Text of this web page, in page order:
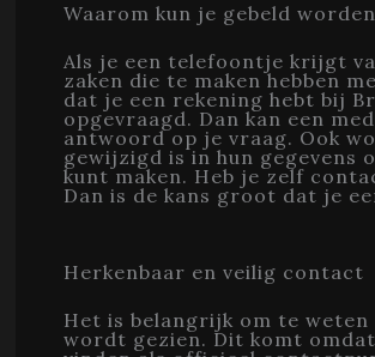
Waarom kun je gebeld
Als je een telefoontje krijgt
zaken die te maken hebben
dat je een rekening hebt bij
opgevraagd. Dan kan een
antwoord op je vraag. Ook
gewijzigd is in hun gegevens
kunt maken. Heb je zelf
Dan is de kans groot dat je
Herkenbaar en veilig contact
Het is belangrijk om te weten
wordt gezien. Dit komt